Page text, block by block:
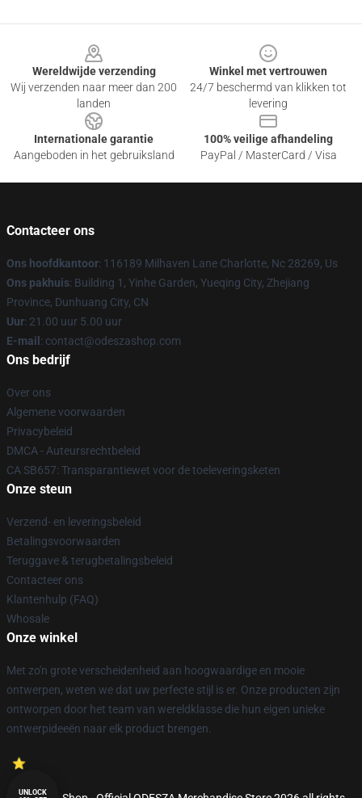
Wereldwijde verzending
Wij verzenden naar meer dan 200
landen
Winkel met vertrouwen
24/7 beschermd van klikken tot
levering
Internationale garantie
Aangeboden in het gebruiksland
100% veilige afhandeling
PayPal / MasterCard / Visa
Contacteer ons
Ons hoofdkantoor: 116189 Milhaven Lane Charlotte, Nc 28269, Us
Ons pakhuis: Building 1, Yinhe Garden, Yueqing City, Zhejiang
Province, Dunhuang City, CN
Uur: 21.00 uur 5.00 uur
E-mail : contact@odeszashop.com
Ons bedrijf
Over ons
Algemene voorwaarden
Privacybeleid
DMCA - Auteursrechtbeleid
CA SB657: Transparantiewet voor de toeleveringsketen
Onze steun
Verzend- en leveringsbeleid
Betalingsvoorwaarden
Teruggave & terugbetalingsbeleid
Contacteer ons
Klantenhulp (FAQ)
Whosale
Onze winkel
Met zo'n grote verscheidenheid aan hoogwaardige en mooie
ontwerpen, weten we dat uw perfecte stijl is er. Onze producten zijn
ontworpen door het team van wereldklasse die hun eigen unieke
ontwerpideeën naar elk product brengen.
UNLOCK